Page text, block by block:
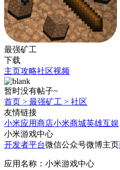
最强矿工
下载
主页攻略社区视频
暂时没有帖子~
首页 > 最强矿工 > 社区
友情链接
小米应用商店小米商城英雄互娱
小米游戏中心
开发者平台微信公众号微博主页
应用名称：小米游戏中心